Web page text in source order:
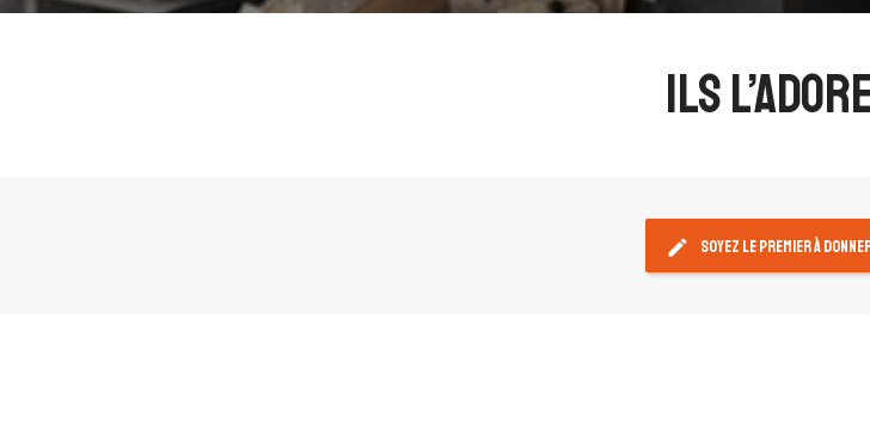
ils
edit Soyez le premier à